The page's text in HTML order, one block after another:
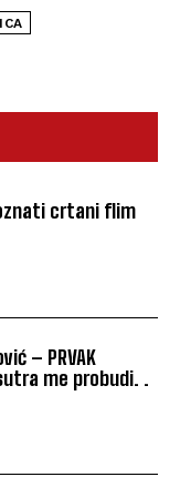
crtani flim
– PRVAK
me probudi. .